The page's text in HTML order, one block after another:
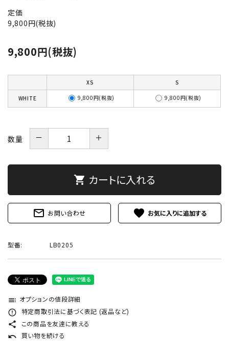
定価
9,800円(税抜)
9,800円(税抜)
XS S
WHITE 9,800円(税抜) 9,800円(税抜)
数量 － ＋
shopping_cart カートに入れる
mail_outline お問い合わせ favorite
型番: LB0205
toc オプションの値段詳細
error_outline 特定商取引法に基づく表記 (返品など)
share この商品を友達に教える
undo 買い物を続ける